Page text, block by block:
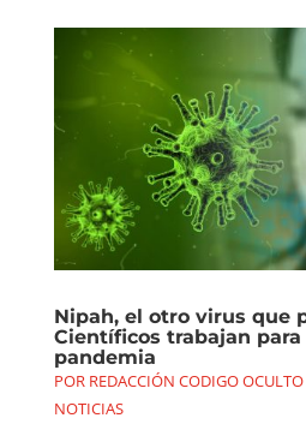
Nipah, el otro virus que
Científicos trabajan
pandemia
POR REDACCIÓN CODIGO OCULTO
NOTICIAS